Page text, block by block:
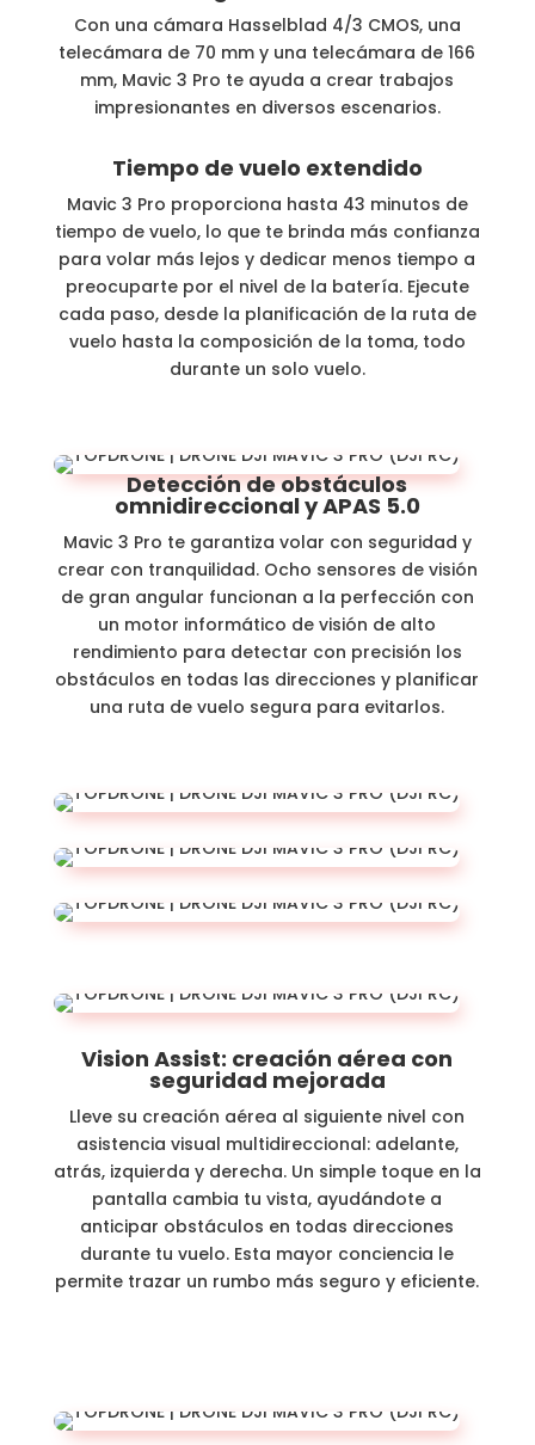
Con una cámara Hasselblad 4/3 CMOS, una
telecámara de 70 mm y una telecámara de 166
mm, Mavic 3 Pro te ayuda a crear trabajos
impresionantes en diversos escenarios.
Tiempo de vuelo extendido
Mavic 3 Pro proporciona hasta 43 minutos de
tiempo de vuelo, lo que te brinda más confianza
para volar más lejos y dedicar menos tiempo a
preocuparte por el nivel de la batería. Ejecute
cada paso, desde la planificación de la ruta de
vuelo hasta la composición de la toma, todo
durante un solo vuelo.
Detección de obstáculos
omnidireccional y APAS 5.0
Mavic 3 Pro te garantiza volar con seguridad y
crear con tranquilidad. Ocho sensores de visión
de gran angular funcionan a la perfección con
un motor informático de visión de alto
rendimiento para detectar con precisión los
obstáculos en todas las direcciones y planificar
una ruta de vuelo segura para evitarlos.
Vision Assist: creación aérea con
seguridad mejorada
Lleve su creación aérea al siguiente nivel con
asistencia visual multidireccional: adelante,
atrás, izquierda y derecha. Un simple toque en la
pantalla cambia tu vista, ayudándote a
anticipar obstáculos en todas direcciones
durante tu vuelo. Esta mayor conciencia le
permite trazar un rumbo más seguro y eficiente.